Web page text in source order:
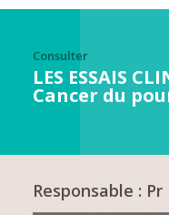
Consulter
LES ESSAIS
Cancer du
Responsable :